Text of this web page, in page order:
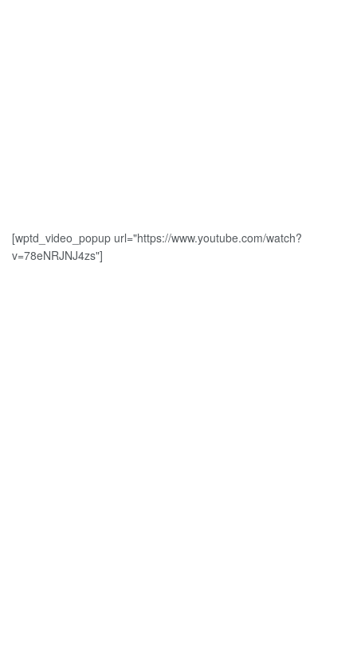
[wptd_video_popup url="https://www.youtube.com/watch?
v=78eNRJNJ4zs"]